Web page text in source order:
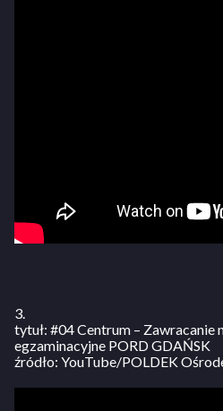
3.
tytuł: #04 Centrum – Zawracanie
egzaminacyjne PORD GDAŃSK
źródło: YouTube/POLDEK